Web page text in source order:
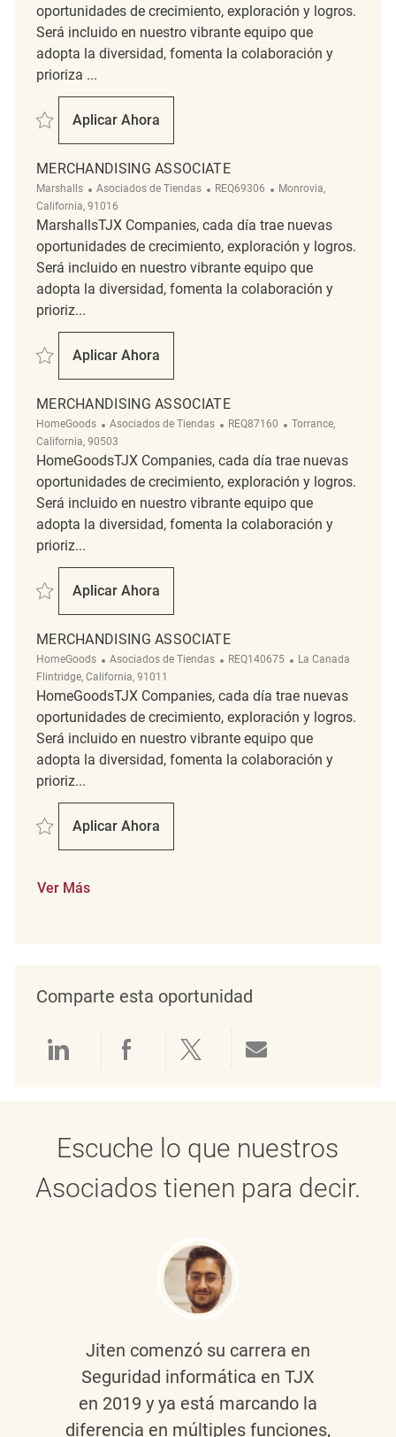
oportunidades de crecimiento, exploración y logros.
Será incluido en nuestro vibrante equipo que
adopta la diversidad, fomenta la colaboración y
prioriza ...
Salvar Merchandise Associate REQ122702
Aplicar Ahora
Merchandise Associate
MERCHANDISING ASSOCIATE
Marshalls Categoría
Asociados de Tiendas ReqId
REQ69306 Ubicación
Monrovia,
California, 91016
MarshallsTJX Companies, cada día trae nuevas
oportunidades de crecimiento, exploración y logros.
Será incluido en nuestro vibrante equipo que
adopta la diversidad, fomenta la colaboración y
prioriz...
Salvar Merchandising Associate REQ69306
Aplicar Ahora
Merchandising Associate
MERCHANDISING ASSOCIATE
HomeGoods Categoría
Asociados de Tiendas ReqId
REQ87160 Ubicación
Torrance,
California, 90503
HomeGoodsTJX Companies, cada día trae nuevas
oportunidades de crecimiento, exploración y logros.
Será incluido en nuestro vibrante equipo que
adopta la diversidad, fomenta la colaboración y
prioriz...
Salvar Merchandising Associate REQ87160
Aplicar Ahora
Merchandising Associate
MERCHANDISING ASSOCIATE
HomeGoods Categoría
Asociados de Tiendas ReqId
REQ140675 Ubicación
La Canada
Flintridge, California, 91011
HomeGoodsTJX Companies, cada día trae nuevas
oportunidades de crecimiento, exploración y logros.
Será incluido en nuestro vibrante equipo que
adopta la diversidad, fomenta la colaboración y
prioriz...
Salvar Merchandising Associate REQ140675
Aplicar Ahora
Merchandising Associate
Ver Más
Comparte esta oportunidad
Compartir a través de LinkedIn
Compartir a través de
Compartir a través
Escuche lo que nuestros
Asociados tienen para decir.
Jiten comenzó su carrera en
Seguridad informática en TJX
en 2019 y ya está marcando la
diferencia en múltiples funciones,